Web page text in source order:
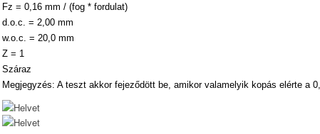
Fz = 0,16 mm / (fog * fordulat)
d.o.c. = 2,00 mm
w.o.c. = 20,0 mm
Z = 1
Száraz
Megjegyzés: A teszt akkor fejeződött be, amikor valamelyik kopás elérte a